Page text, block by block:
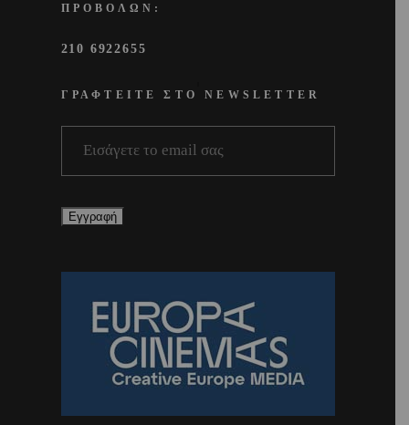
ΠΡΟΒΟΛΩΝ:
210 6922655
ΓΡΑΦΤΕΙΤΕ ΣΤΟ NEWSLETTER